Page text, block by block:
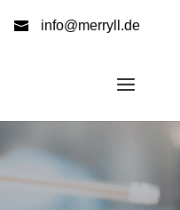
info@merryll.de